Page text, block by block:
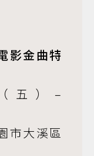
影金曲特
五）–
市大溪區